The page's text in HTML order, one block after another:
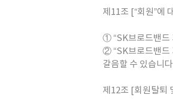
제11조 [“회원”에
① “SK브로드밴드
② “SK브로드밴드
갈음할 수 있습니
제12조 [회원탈퇴